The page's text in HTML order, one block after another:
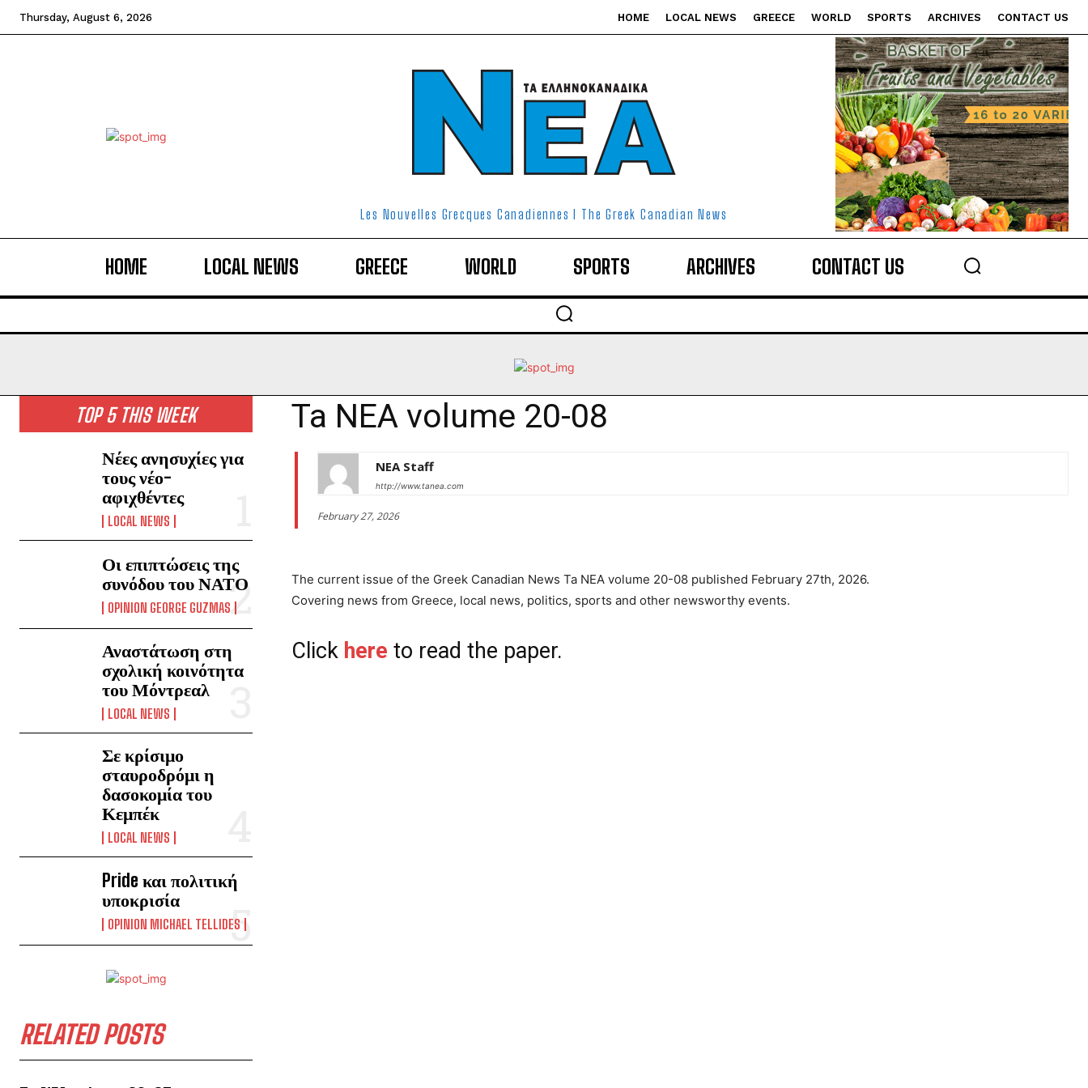
Thursday, August 6, 2026 HOME LOCAL NEWS GREECE WORLD SPORTS ARCHIVES CONTACT US
Les Nouvelles Grecques Canadiennes I The Greek Canadian News
HOME LOCAL NEWS GREECE WORLD SPORTS ARCHIVES CONTACT US
TOP 5 THIS WEEK
Νέες ανησυχίες για
τους νέο-
αφιχθέντες
LOCAL NEWS
Οι επιπτώσεις της
συνόδου του ΝΑΤΟ
OPINION GEORGE GUZMAS
Αναστάτωση στη
σχολική κοινότητα
του Μόντρεαλ
LOCAL NEWS
Σε κρίσιμο
σταυροδρόμι η
δασοκομία του
Κεμπέκ
LOCAL NEWS
Pride και πολιτική
υποκρισία
OPINION MICHAEL TELLIDES
RELATED POSTS
Ta NEA volume 20-08
NEA Staff
http://www.tanea.com
February 27, 2026
The current issue of the Greek Canadian News Ta NEA volume 20-08 published February 27th, 2026.
Covering news from Greece, local news, politics, sports and other newsworthy events.
Click here to read the paper.